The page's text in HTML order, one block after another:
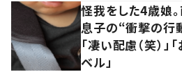
怪我をした4歳娘
息子の“衝撃の
「凄い配慮（笑）
ベル」